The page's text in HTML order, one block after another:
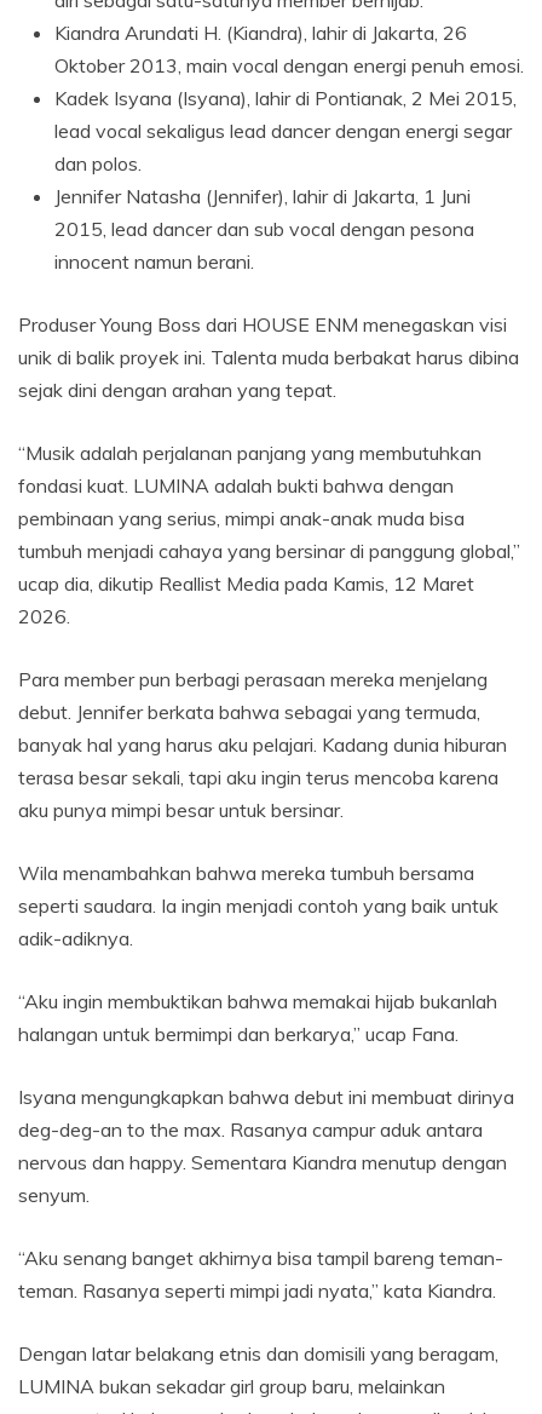
Kiandra Arundati H. (Kiandra), lahir di Jakarta, 26
Oktober 2013, main vocal dengan energi penuh emosi.
Kadek Isyana (Isyana), lahir di Pontianak, 2 Mei 2015,
lead vocal sekaligus lead dancer dengan energi segar
dan polos.
Jennifer Natasha (Jennifer), lahir di Jakarta, 1 Juni
2015, lead dancer dan sub vocal dengan pesona
innocent namun berani.
Produser Young Boss dari HOUSE ENM menegaskan visi
unik di balik proyek ini. Talenta muda berbakat harus dibina
sejak dini dengan arahan yang tepat.
“Musik adalah perjalanan panjang yang membutuhkan
fondasi kuat. LUMINA adalah bukti bahwa dengan
pembinaan yang serius, mimpi anak-anak muda bisa
tumbuh menjadi cahaya yang bersinar di panggung global,”
ucap dia, dikutip Reallist Media pada Kamis, 12 Maret
2026.
Para member pun berbagi perasaan mereka menjelang
debut. Jennifer berkata bahwa sebagai yang termuda,
banyak hal yang harus aku pelajari. Kadang dunia hiburan
terasa besar sekali, tapi aku ingin terus mencoba karena
aku punya mimpi besar untuk bersinar.
Wila menambahkan bahwa mereka tumbuh bersama
seperti saudara. Ia ingin menjadi contoh yang baik untuk
adik-adiknya.
“Aku ingin membuktikan bahwa memakai hijab bukanlah
halangan untuk bermimpi dan berkarya,” ucap Fana.
Isyana mengungkapkan bahwa debut ini membuat dirinya
deg-deg-an to the max. Rasanya campur aduk antara
nervous dan happy. Sementara Kiandra menutup dengan
senyum.
“Aku senang banget akhirnya bisa tampil bareng teman-
teman. Rasanya seperti mimpi jadi nyata,” kata Kiandra.
Dengan latar belakang etnis dan domisili yang beragam,
LUMINA bukan sekadar girl group baru, melainkan